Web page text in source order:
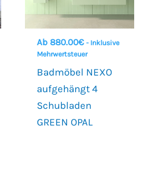
Ab 880.00€ - Inklusive
Mehrwertsteuer
Badmöbel NEXO
aufgehängt 4
Schubladen
GREEN OPAL